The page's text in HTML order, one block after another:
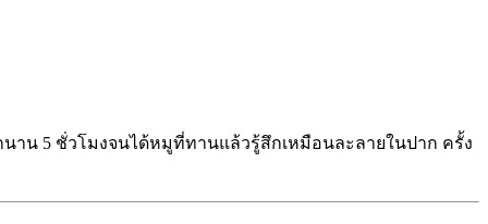
าน 5 ชั่วโมงจนได้หมูที่ทานแล้วรู้สึกเหมือนละลายในปาก ครั้ง